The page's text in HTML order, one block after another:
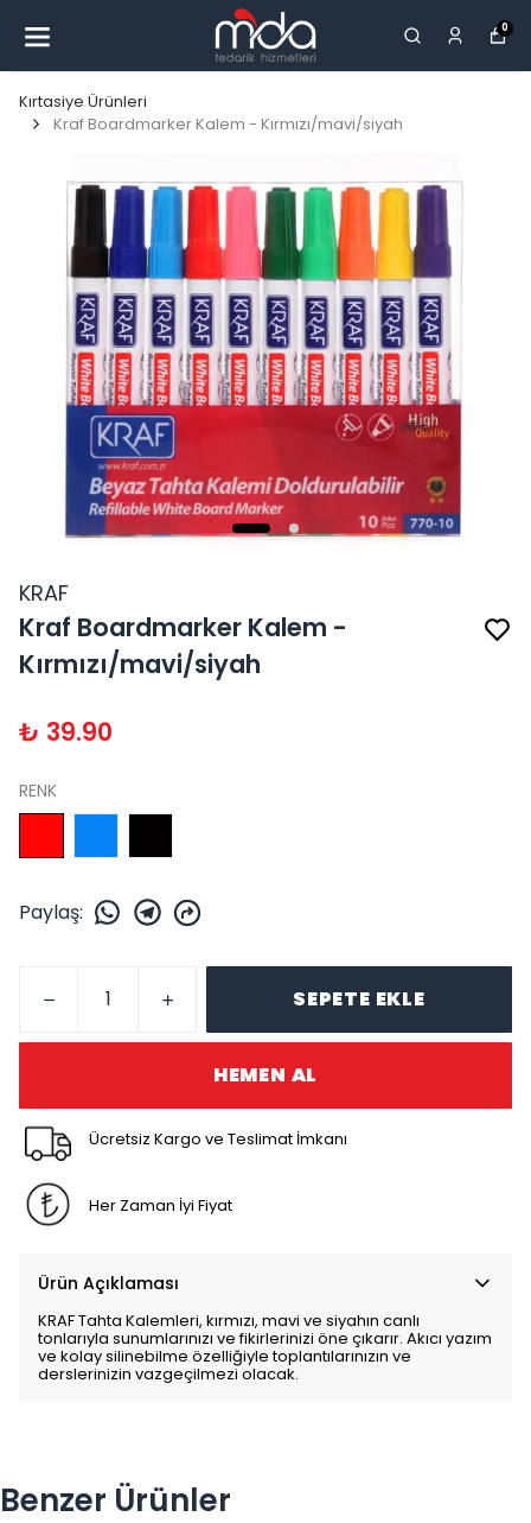
0
Kırtasiye Ürünleri
Kraf Boardmarker Kalem - Kırmızı/mavi/siyah
KRAF
Kraf Boardmarker Kalem -
Kırmızı/mavi/siyah
₺ 39.90
RENK
Paylaş:
SEPETE EKLE
HEMEN AL
Ücretsiz Kargo ve Teslimat İmkanı
Her Zaman İyi Fiyat
Ürün Açıklaması
KRAF Tahta Kalemleri, kırmızı, mavi ve siyahın canlı
tonlarıyla sunumlarınızı ve fikirlerinizi öne çıkarır. Akıcı yazım
ve kolay silinebilme özelliğiyle toplantılarınızın ve
derslerinizin vazgeçilmezi olacak.
Benzer Ürünler